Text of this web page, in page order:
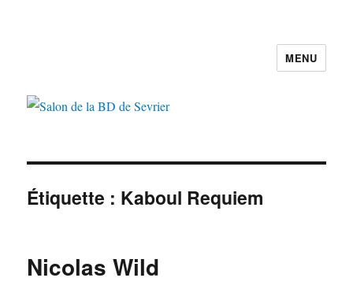
MENU
Étiquette : Kaboul Requiem
Nicolas Wild